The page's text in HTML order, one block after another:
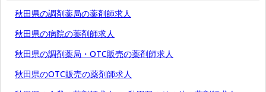
秋田県の調剤薬局の薬剤師求人
秋田県の病院の薬剤師求人
秋田県の調剤薬局・OTC販売の薬剤師求人
秋田県のOTC販売の薬剤師求人